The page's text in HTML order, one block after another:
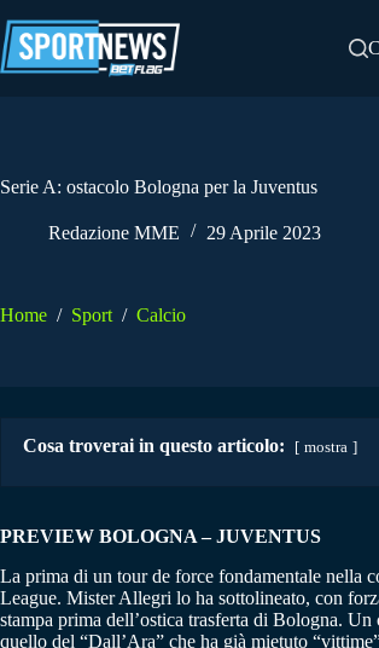
al
contenuto
Serie A: ostacolo Bologna per la Juventus
Redazione MME 29 Aprile 2023
Home / Sport / Calcio
Cosa troverai in questo articolo: mostra
PREVIEW BOLOGNA – JUVENTUS
La prima di un tour de force fondamentale nella
League. Mister Allegri lo ha sottolineato, con
stampa prima dell’ostica trasferta di Bologna.
quello del “Dall’Ara” che ha già mietuto